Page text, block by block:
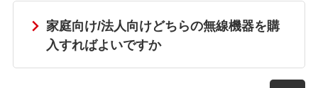
家庭向け/法人向けどちらの無線機器を購
入すればよいですか